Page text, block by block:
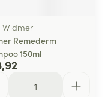
Widmer
Remederm
150ml